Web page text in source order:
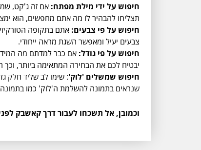
חיפוש על ידי מילת מפתח: אם זה ג'קט,
תצליחו להבהיר לו מה אתם מחפשים, הוא
חיפוש על פי צבעים: אתם בתקופה
צבעים יעיל ומאפשר השגת מראה ייחודי.
חיפוש על פי גודל: אם כבר למדתם מה
יבטיח לכם את הבחירה המתאימה ביותר,
חיפוש שמשלים 'לוק': שימו לב שליד חלק
שנראים בתמונה להשלמת ה'לוק' כמו
וכמובן, אל תשכחו לעבור דרך קאשבק